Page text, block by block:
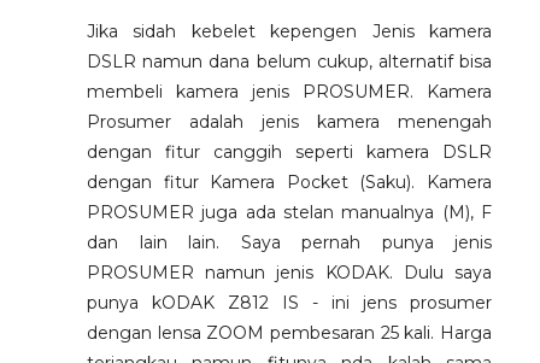
Jika sidah kebelet kepengen Jenis kamera
DSLR namun dana belum cukup, alternatif bisa
membeli kamera jenis PROSUMER. Kamera
Prosumer adalah jenis kamera menengah
dengan fitur canggih seperti kamera DSLR
dengan fitur Kamera Pocket (Saku). Kamera
PROSUMER juga ada stelan manualnya (M), F
dan lain lain. Saya pernah punya jenis
PROSUMER namun jenis KODAK. Dulu saya
punya kODAK Z812 IS - ini jens prosumer
dengan lensa ZOOM pembesaran 25 kali. Harga